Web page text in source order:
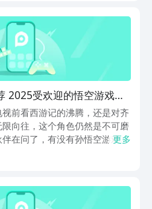
2025受欢迎的悟空游戏合
前看西游记的沸腾，还是对齐
向往，这个角色仍然是不可磨
在问了，有没有孙悟空游戏分
以下的作品，从闯关到多人竞
更多